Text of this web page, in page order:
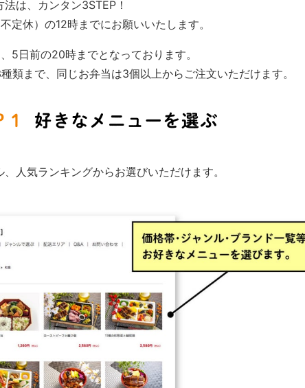
は、カンタン3STEP！
定休）の12時までにお願いいたします。
5日前の20時までとなっております。
類まで、同じお弁当は3個以上からご注文いただけます。
人気ランキングからお選びいただけます。